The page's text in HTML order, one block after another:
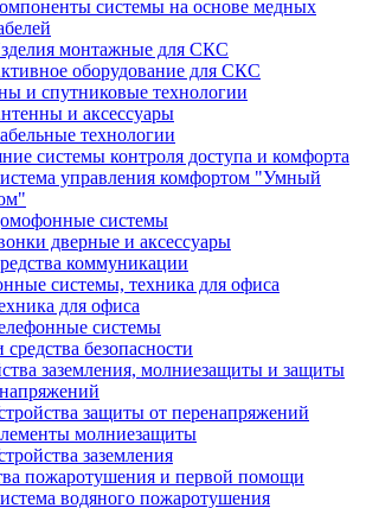
системы на основе медных
монтажные для СКС
оборудование для СКС
и спутниковые технологии
и аксессуары
технологии
системы контроля доступа и комфорта
управления комфортом "Умный
системы
дверные и аксессуары
коммуникации
системы, техника для офиса
для офиса
системы
средства безопасности
заземления, молниезащиты и защиты
защиты от перенапряжений
молниезащиты
заземления
пожаротушения и первой помощи
водяного пожаротушения